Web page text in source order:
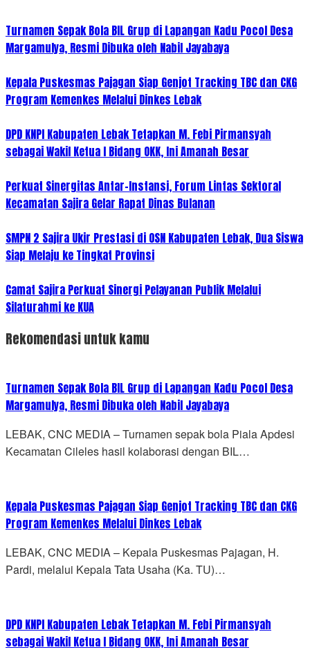
Turnamen Sepak Bola BIL Grup di Lapangan Kadu Pocol Desa
Margamulya, Resmi Dibuka oleh Nabil Jayabaya
Kepala Puskesmas Pajagan Siap Genjot Tracking TBC dan CKG
Program Kemenkes Melalui Dinkes Lebak
DPD KNPI Kabupaten Lebak Tetapkan M. Febi Pirmansyah
sebagai Wakil Ketua I Bidang OKK, Ini Amanah Besar
Perkuat Sinergitas Antar-Instansi, Forum Lintas Sektoral
Kecamatan Sajira Gelar Rapat Dinas Bulanan
SMPN 2 Sajira Ukir Prestasi di OSN Kabupaten Lebak, Dua Siswa
Siap Melaju ke Tingkat Provinsi
Camat Sajira Perkuat Sinergi Pelayanan Publik Melalui
Silaturahmi ke KUA
Rekomendasi untuk kamu
Turnamen Sepak Bola BIL Grup di Lapangan Kadu Pocol Desa
Margamulya, Resmi Dibuka oleh Nabil Jayabaya
LEBAK, CNC MEDIA – Turnamen sepak bola Piala Apdesi
Kecamatan Cileles hasil kolaborasi dengan BIL…
Kepala Puskesmas Pajagan Siap Genjot Tracking TBC dan CKG
Program Kemenkes Melalui Dinkes Lebak
LEBAK, CNC MEDIA – Kepala Puskesmas Pajagan, H.
Pardi, melalui Kepala Tata Usaha (Ka. TU)…
DPD KNPI Kabupaten Lebak Tetapkan M. Febi Pirmansyah
sebagai Wakil Ketua I Bidang OKK, Ini Amanah Besar